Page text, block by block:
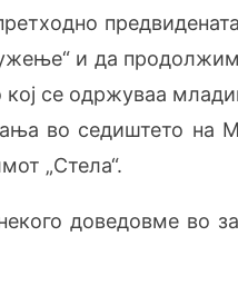
и да
се одржуваа
во седиштето на
„Стела“.
доведовме во